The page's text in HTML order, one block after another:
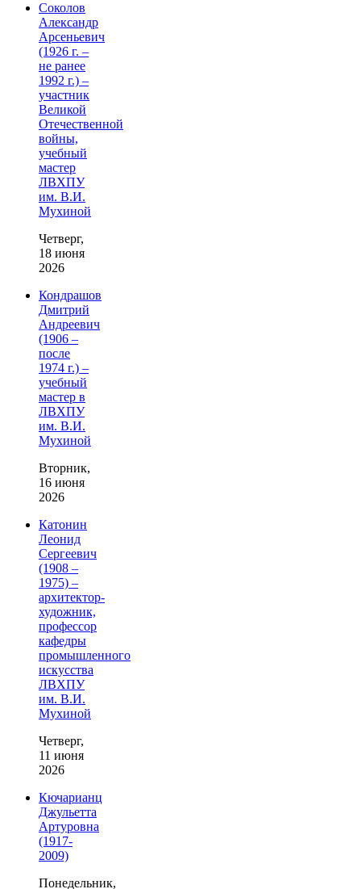
Соколов
Александр
Арсеньевич
(1926 г. –
не ранее
1992 г.) –
участник
Великой
Отечественной
войны,
учебный
мастер
ЛВХПУ
им. В.И.
Мухиной
Четверг,
18 июня
2026
Кондрашов
Дмитрий
Андреевич
(1906 –
после
1974 г.) –
учебный
мастер в
ЛВХПУ
им. В.И.
Мухиной
Вторник,
16 июня
2026
Катонин
Леонид
Сергеевич
(1908 –
1975) –
архитектор-
художник,
профессор
кафедры
промышленного
искусства
ЛВХПУ
им. В.И.
Мухиной
Четверг,
11 июня
2026
Кючарианц
Джульетта
Артуровна
(1917-
2009)
Понедельник,